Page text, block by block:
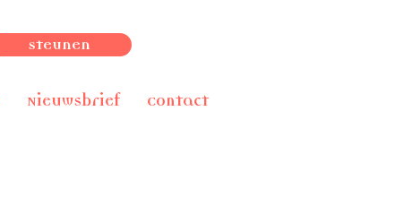
Steunen
Nieuwsbrief Contact